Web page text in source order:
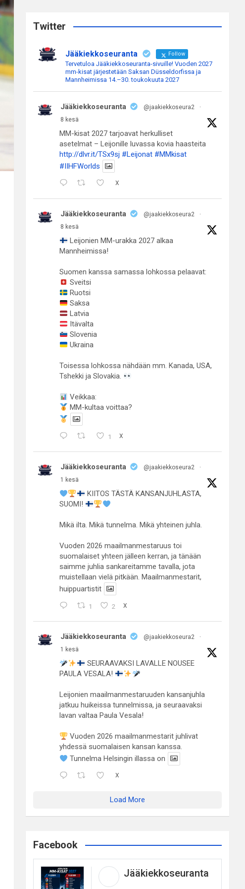
c
Twitter
Jääkiekkoseuranta Follow
Tervetuloa Jääkiekkoseuranta-sivuille! Vuoden 2027
mm-kisat järjestetään Saksan Düsseldorfissa ja
Mannheimissa 14.–30. toukokuuta 2027
Jääkiekkoseuranta @jaakiekkoseura2
·
8 kesä
MM-kisat 2027 tarjoavat herkulliset
asetelmat – Leijonille luvassa kovia haasteita
http://dlvr.it/TSx9sj #Leijonat #MMkisat
#IIHFWorlds
X
Jääkiekkoseuranta @jaakiekkoseura2
·
8 kesä
Leijonien MM-urakka 2027 alkaa
Mannheimissa!
Suomen kanssa samassa lohkossa pelaavat:
Sveitsi
Ruotsi
Saksa
Latvia
Itävalta
Slovenia
Ukraina
Toisessa lohkossa nähdään mm. Kanada, USA,
Tshekki ja Slovakia.
Veikkaa:
MM-kultaa voittaa?
1 X
Jääkiekkoseuranta @jaakiekkoseura2
·
1 kesä
KIITOS TÄSTÄ KANSANJUHLASTA,
SUOMI!
Mikä ilta. Mikä tunnelma. Mikä yhteinen juhla.
Vuoden 2026 maailmanmestaruus toi
suomalaiset yhteen jälleen kerran, ja tänään
saimme juhlia sankareitamme tavalla, jota
muistellaan vielä pitkään. Maailmanmestarit,
huippuartistit
1 2 X
Jääkiekkoseuranta @jaakiekkoseura2
·
1 kesä
SEURAAVAKSI LAVALLE NOUSEE
PAULA VESALA!
Leijonien maailmanmestaruuden kansanjuhla
jatkuu huikeissa tunnelmissa, ja seuraavaksi
lavan valtaa Paula Vesala!
Vuoden 2026 maailmanmestarit juhlivat
yhdessä suomalaisen kansan kanssa.
Tunnelma Helsingin illassa on
X
Load More
Facebook
Jääkiekkoseuranta